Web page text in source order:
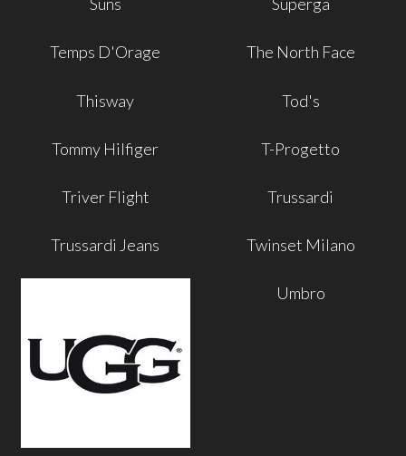
Temps D'Orage The North Face
Thisway Tod's
Tommy Hilfiger T-Progetto
Triver Flight Trussardi
Trussardi Jeans Twinset Milano
Umbro